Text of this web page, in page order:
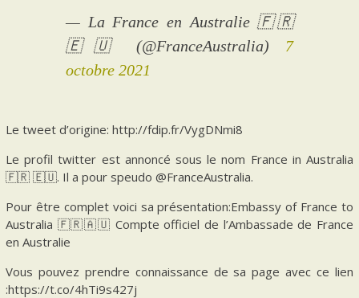
— La France en Australie 🇫🇷
🇪🇺 (@FranceAustralia) 7
octobre 2021
Le tweet d’origine: http://fdip.fr/VygDNmi8
Le profil twitter est annoncé sous le nom France in Australia
🇫🇷 🇪🇺. Il a pour speudo @FranceAustralia.
Pour être complet voici sa présentation:Embassy of France to
Australia 🇫🇷🇦🇺 Compte officiel de l’Ambassade de France
en Australie
Vous pouvez prendre connaissance de sa page avec ce lien
:https://t.co/4hTi9s427j